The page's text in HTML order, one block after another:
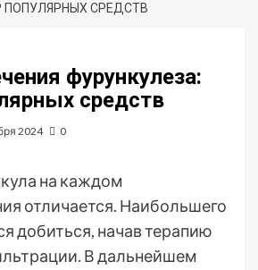
ПОПУЛЯРНЫХ СРЕДСТВ
фурункулеза:
средств
2024 0
на каждом
отличается. Наибольшего
добиться, начав терапию
В дальнейшем